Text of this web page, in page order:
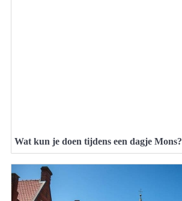
Wat kun je doen tijdens een dagje Mons?